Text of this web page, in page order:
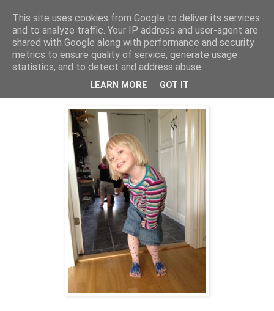
Livsdans
fredag 29 juni 2012
Tillbaka från lek hos kompis...
This site uses cookies from Google to deliver its services
and to analyze traffic. Your IP address and user-agent are
shared with Google along with performance and security
metrics to ensure quality of service, generate usage
statistics, and to detect and address abuse.
LEARN MORE GOT IT